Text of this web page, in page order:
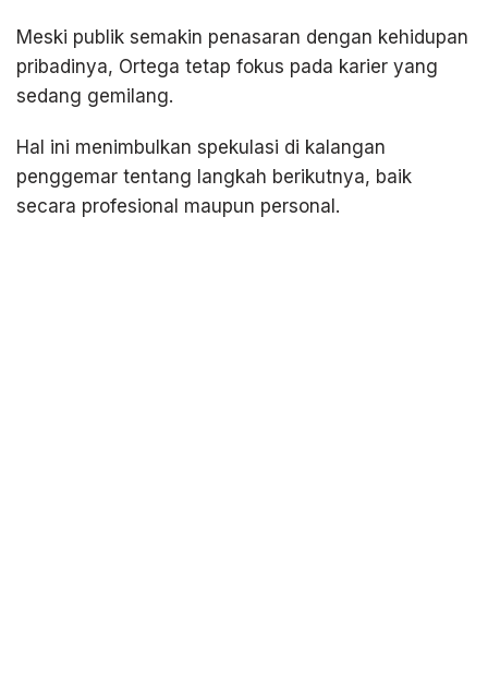
Meski publik semakin penasaran dengan kehidupan
pribadinya, Ortega tetap fokus pada karier yang
sedang gemilang.
Hal ini menimbulkan spekulasi di kalangan
penggemar tentang langkah berikutnya, baik
secara profesional maupun personal.